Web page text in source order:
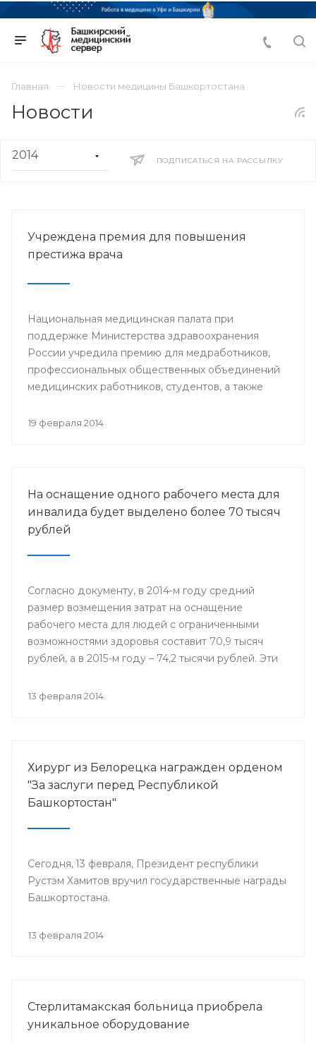
Главная Новости медицины Башкортостана
Новости
ПОДПИСАТЬСЯ НА РАССЫЛКУ
Учреждена премия для повышения
престижа врача
Национальная медицинская палата при
поддержке Министерства здравоохранения
России учредила премию для медработников,
профессиональных общественных объединений
медицинских работников, студентов, а также
19 февраля 2014
На оснащение одного рабочего места для
инвалида будет выделено более 70 тысяч
рублей
Согласно документу, в 2014-м году средний
размер возмещения затрат на оснащение
рабочего места для людей с ограниченными
возможностями здоровья составит 70,9 тысяч
рублей, а в 2015-м году – 74,2 тысячи рублей. Эти
федеральной казны в виде субсидий на
13 февраля 2014
Хирург из Белорецка награжден орденом
"За заслуги перед Республикой
Башкортостан"
Сегодня, 13 февраля, Президент республики
Рустэм Хамитов вручил государственные награды
Башкортостана.
13 февраля 2014
Стерлитамакская больница приобрела
уникальное оборудование